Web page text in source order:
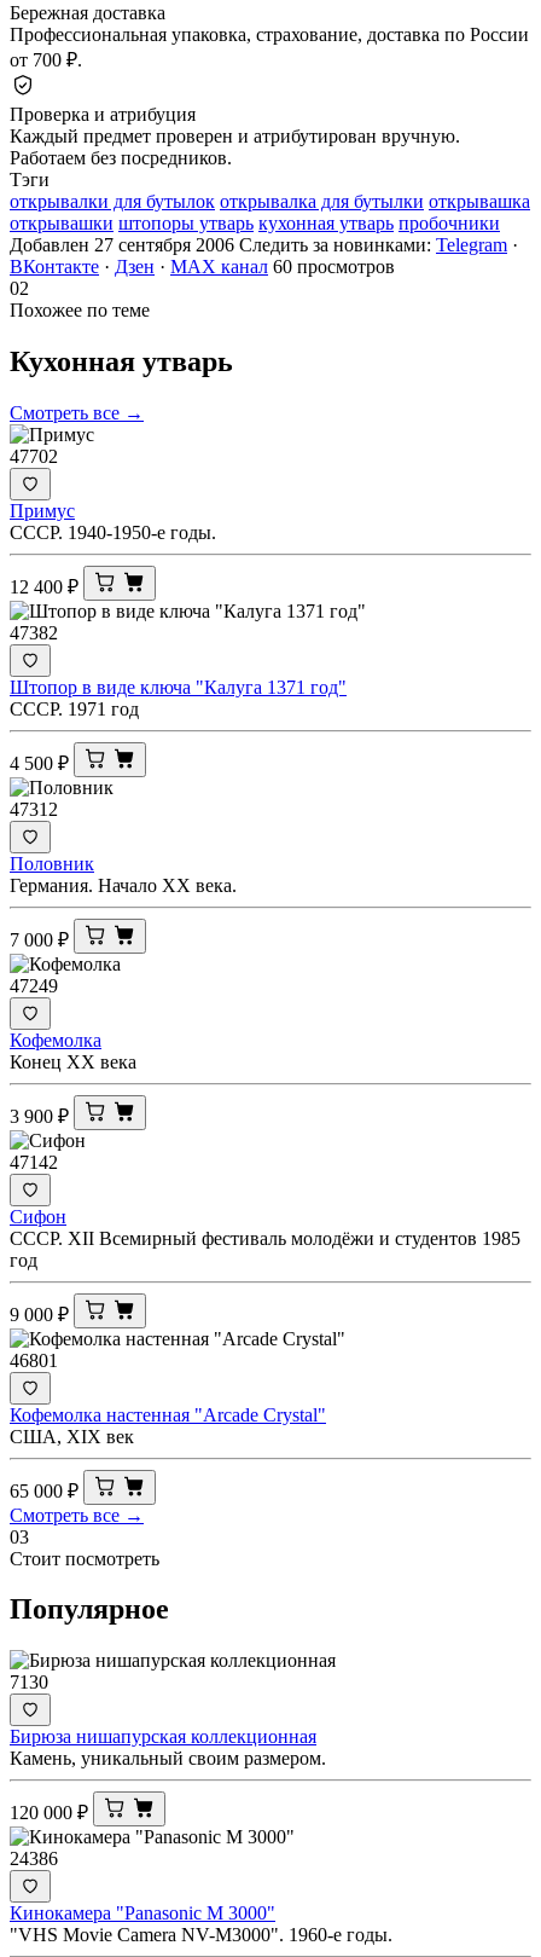
Бережная доставка
Профессиональная упаковка, страхование, доставка по России
от 700 ₽.
Проверка и атрибуция
Каждый предмет проверен и атрибутирован вручную.
Работаем без посредников.
Тэги
открывалки для бутылок открывалка для бутылки открывашка
открывашки штопоры утварь кухонная утварь пробочники
Добавлен 27 сентября 2006 Следить за новинками: Telegram ·
ВКонтакте · Дзен · MAX канал 60 просмотров
02
Похожее по теме
Кухонная утварь
Смотреть все →
47702
Примус
СССР. 1940-1950-е годы.
12 400 ₽
47382
Штопор в виде ключа "Калуга 1371 год"
СССР. 1971 год
4 500 ₽
47312
Половник
Германия. Начало ХХ века.
7 000 ₽
47249
Кофемолка
Конец ХХ века
3 900 ₽
47142
Сифон
СССР. XII Всемирный фестиваль молодёжи и студентов 1985
год
9 000 ₽
46801
Кофемолка настенная "Arcade Crystal"
США, XIX век
65 000 ₽
Смотреть все →
03
Стоит посмотреть
Популярное
7130
Бирюза нишапурская коллекционная
Камень, уникальный своим размером.
120 000 ₽
24386
Кинокамера "Panasonic M 3000"
"VHS Movie Camera NV-M3000". 1960-е годы.